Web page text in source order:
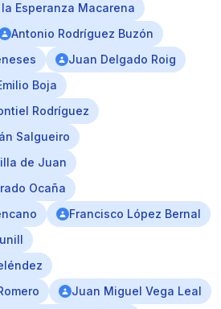
Esperanza Macarena
Antonio Rodríguez Buzón
Juan Delgado Roig
Boja
Rodríguez
Salgueiro
de Juan
Ocaña
Francisco López Bernal
Juan Miguel Vega Leal